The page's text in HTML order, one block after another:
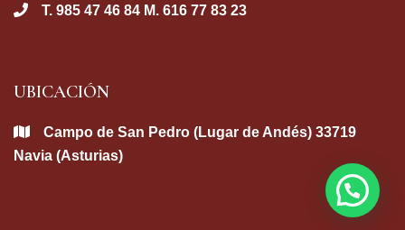
T. 985 47 46 84 M. 616 77 83 23
UBICACIÓN
Campo de San Pedro (Lugar de Andés) 33719
Navia (Asturias)